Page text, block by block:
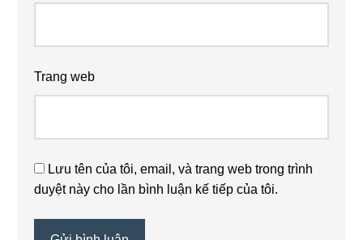
Trang web
Lưu tên của tôi, email, và trang web trong trình
duyệt này cho lần bình luận kế tiếp của tôi.